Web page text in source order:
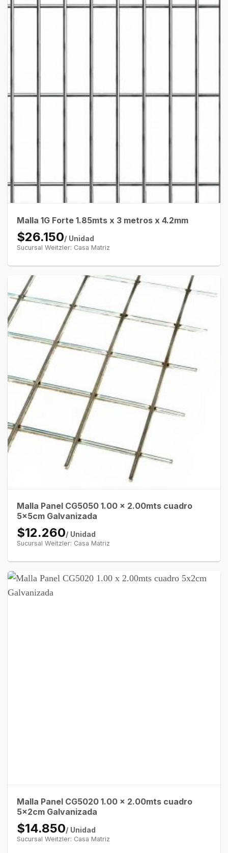
Malla 1G Forte 1.85mts x 3 metros x 4.2mm
$26.150/ Unidad
Sucursal Weitzler: Casa Matriz
Malla Panel CG5050 1.00 x 2.00mts cuadro
5x5cm Galvanizada
$12.260/ Unidad
Sucursal Weitzler: Casa Matriz
Malla Panel CG5020 1.00 x 2.00mts cuadro
5x2cm Galvanizada
$14.850/ Unidad
Sucursal Weitzler: Casa Matriz